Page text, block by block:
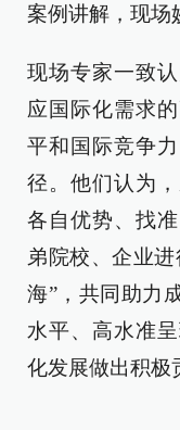
案例讲解，现场
现场专家一致
应国际化需求
平和国际竞争
径。他们认为
各自优势、找
弟院校、企业
海”，共同助力
水平、高水准
化发展做出积极